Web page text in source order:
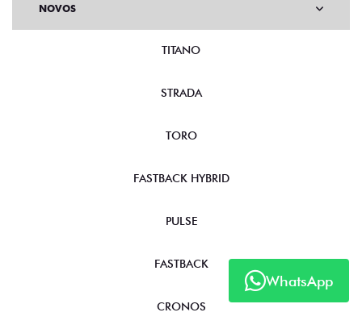
WhatsApp
NOVOS
TITANO
STRADA
TORO
FASTBACK HYBRID
PULSE
FASTBACK
CRONOS